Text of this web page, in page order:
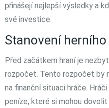
přinášejí nejlepší výsledky a
své investice.
Stanovení
Před začátkem hraní je
rozpočet. Tento rozpočet by
na finanční situaci hráče.
peníze, které si mohou